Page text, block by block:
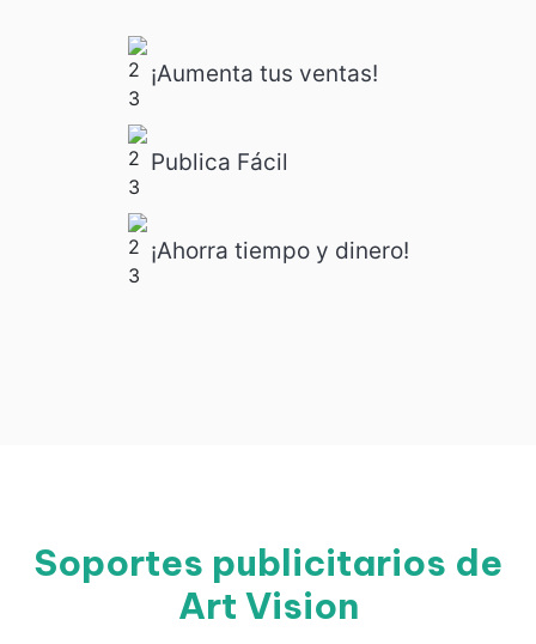
¡Aumenta tus ventas!
Publica Fácil
¡Ahorra tiempo y dinero!
Soportes publicitarios de
Art Vision